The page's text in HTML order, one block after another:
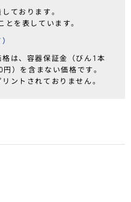
ております。
を表しています。
は、容器保証金（びん1本
）を含まない価格です。
ントされておりません。